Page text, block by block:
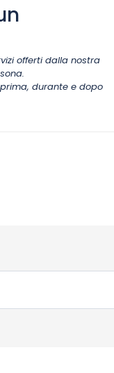
offerti dalla nostra
durante e dopo